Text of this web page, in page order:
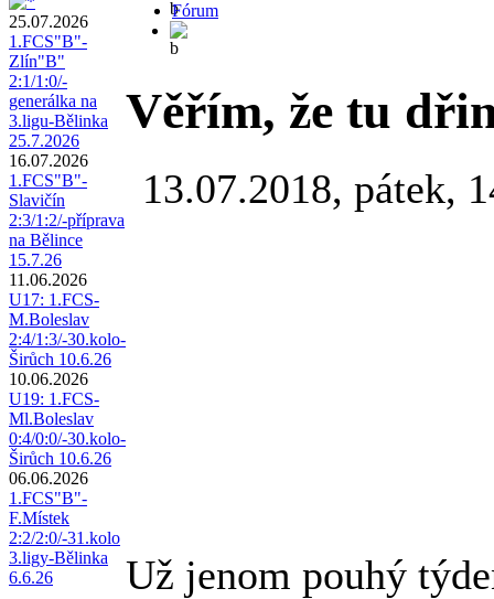
25.07.2026
1.FCS"B"-
Zlín"B"
2:1/1:0/-
generálka na
3.ligu-Bělinka
25.7.2026
16.07.2026
1.FCS"B"-
Slavičín
2:3/1:2/-příprava
na Bělince
15.7.26
11.06.2026
U17: 1.FCS-
M.Boleslav
2:4/1:3/-30.kolo-
Širůch 10.6.26
10.06.2026
U19: 1.FCS-
Ml.Boleslav
0:4/0:0/-30.kolo-
Širůch 10.6.26
06.06.2026
1.FCS"B"-
F.Místek
2:2/2:0/-31.kolo
3.ligy-Bělinka
6.6.26
Fórum
Věřím, že tu
13.07.2018, pátek,
Už jenom pouhý